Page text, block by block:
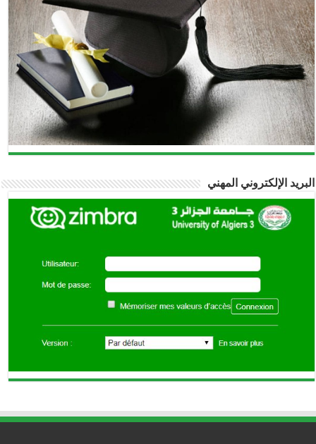
البريد الإلكتروني المهني